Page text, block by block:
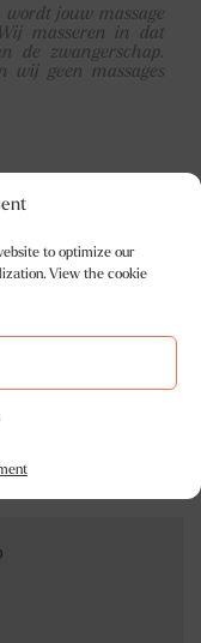
to optimize our
View the cookie
jouw massage
Wij masseren in dat
de zwangerschap.
wij geen massages